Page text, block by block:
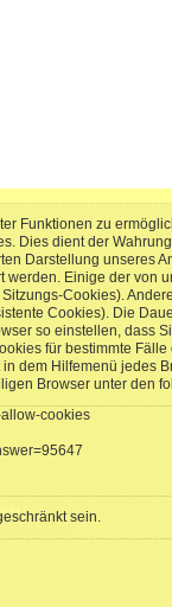
Funktionen zu
Dies dient der
Darstellung unseres
Einige der von
Cookies).
Cookies). Die
so einstellen, dass
für bestimmte
dem Hilfemenü jedes
Browser unter den
cookies
sein.